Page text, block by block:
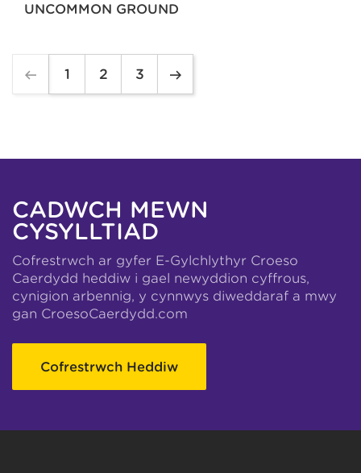
UNCOMMON GROUND
1 2 3
CADWCH MEWN
CYSYLLTIAD
Cofrestrwch ar gyfer E-Gylchlythyr Croeso
Caerdydd heddiw i gael newyddion cyffrous,
cynigion arbennig, y cynnwys diweddaraf a mwy
gan CroesoCaerdydd.com
Cofrestrwch Heddiw